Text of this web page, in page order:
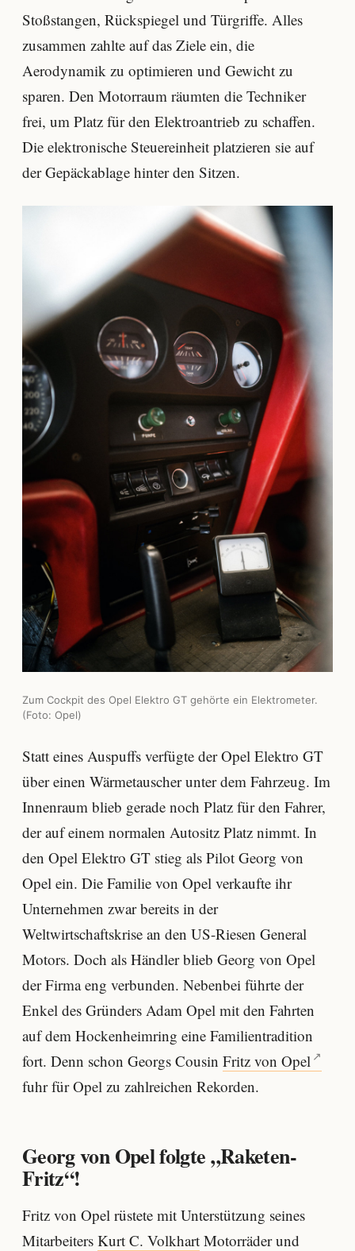
Stoßstangen, Rückspiegel und Türgriffe. Alles
zusammen zahlte auf das Ziele ein, die
Aerodynamik zu optimieren und Gewicht zu
sparen. Den Motorraum räumten die Techniker
frei, um Platz für den Elektroantrieb zu schaffen.
Die elektronische Steuereinheit platzieren sie auf
der Gepäckablage hinter den Sitzen.
Zum Cockpit des Opel Elektro GT gehörte ein Elektrometer.
(Foto: Opel)
Statt eines Auspuffs verfügte der Opel Elektro GT
über einen Wärmetauscher unter dem Fahrzeug. Im
Innenraum blieb gerade noch Platz für den Fahrer,
der auf einem normalen Autositz Platz nimmt. In
den Opel Elektro GT stieg als Pilot Georg von
Opel ein. Die Familie von Opel verkaufte ihr
Unternehmen zwar bereits in der
Weltwirtschaftskrise an den US-Riesen General
Motors. Doch als Händler blieb Georg von Opel
der Firma eng verbunden. Nebenbei führte der
Enkel des Gründers Adam Opel mit den Fahrten
auf dem Hockenheimring eine Familientradition
fort. Denn schon Georgs Cousin Fritz von Opel
fuhr für Opel zu zahlreichen Rekorden.
Georg von Opel folgte „Raketen-
Fritz“!
Fritz von Opel rüstete mit Unterstützung seines
Mitarbeiters Kurt C. Volkhart Motorräder und